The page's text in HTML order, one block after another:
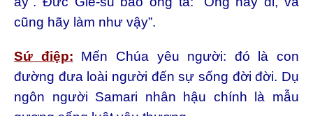
cũng hãy làm như vậy”.
Sứ điệp: Mến Chúa yêu người: đó là con
đường đưa loài người đến sự sống đời đời. Dụ
ngôn người Samari nhân hậu chính là mẫu